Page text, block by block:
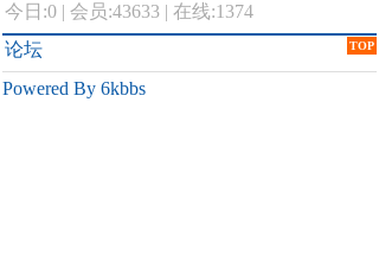
今日:0 | 会员:43633 | 在线:1374
TOP
论坛
Powered By 6kbbs